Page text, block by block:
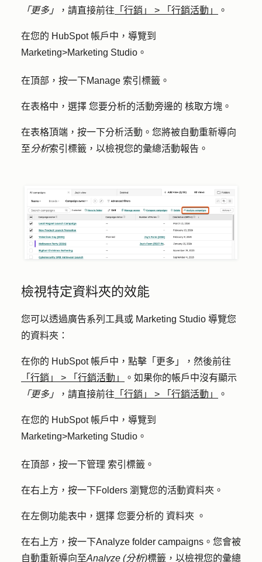
「更多」
，請直接前往 「行銷」 > 「行銷活動」 。
在您的 HubSpot 帳戶中，導覽到
Marketing>Marketing Studio 。
在頂部，按一下Manage 索引標籤。
在表格中，選擇 您要分析的活動旁邊的 核取方塊 。
在表格頂端，按一下分析活動 。您將被自動重新導向
至分析索引標籤，以檢視您的彙總活動報告。
檢視特定資料夾的效能
您可以透過廣告系列工具或 Marketing Studio 導覽您
的資料夾：
在你的 HubSpot 帳戶中，點擊 「更多」
，然後前往
「行銷」
> 「行銷活動」
。如果你的帳戶中沒有顯示
「更多」
，請直接前往 「行銷」 > 「行銷活動」 。
在您的 HubSpot 帳戶中，導覽到
Marketing>Marketing Studio 。
在頂部，按一下管理 索引標籤。
在右上方，按一下Folders 瀏覽您的活動資料夾。
在左側功能表中，選擇 您要分析的 資料夾 。
在右上方，按一下Analyze folder campaigns 。 您會被
自動重新導向至Analyze (分析)標籤，以檢視您的彙總